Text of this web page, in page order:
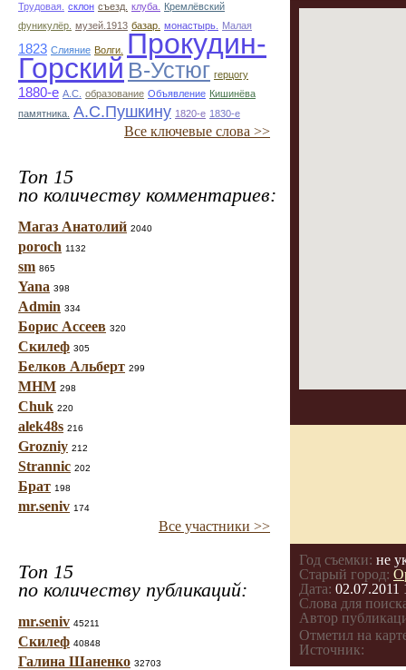
Трудовая. склон съезд. клуба.
Кремлёвский
фуникулёр. музей.1913 базар. монастырь. Малая
1823 Слияние Волги. Прокудин-
Горский В-Устюг герцогу
1880-е А.С. образование Объявление Кишинёва
памятника. А.С.Пушкину 1820-е 1830-е
Все ключевые слова >>
Топ 15
по количеству комментариев:
Магаз Анатолий 2040
poroch 1132
sm 865
Yana 398
Admin 334
Борис Ассеев 320
Скилеф 305
Белков Альберт 299
МНМ 298
Chuk 220
alek48s 216
Grozniy 212
Strannic 202
Брат 198
mr.seniv 174
Все участники >>
Топ 15
по количеству публикаций:
mr.seniv 45211
Скилеф 40848
Галина Шаненко 32703
Год съемки: не
Старый город:
Дата: 02.07.2011
Слова для
Автор
Отметил на
Источник: